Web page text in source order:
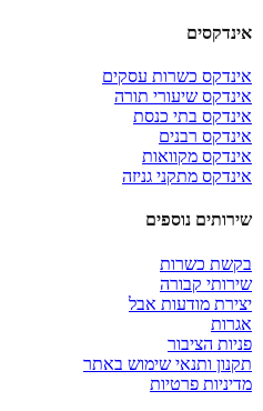
אינדקסים
אינדקס כשרות עסקים
אינדקס שיעורי תורה
אינדקס בתי כנסת
אינדקס רבנים
אינדקס מקוואות
אינדקס מתקני גניזה
שירותים נוספים
בקשת כשרות
שירותי קבורה
יצירת מודעות אבל
אגרות
פניות הציבור
תקנון ותנאי שימוש באתר
מדיניות פרטיות